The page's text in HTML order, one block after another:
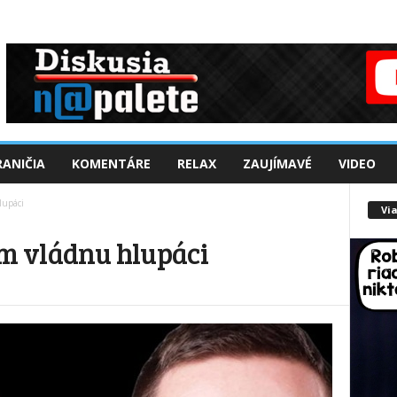
KOMENTÁRE RELAX ZAUJÍMAVÉ VIDEO
vládnu hlupáci